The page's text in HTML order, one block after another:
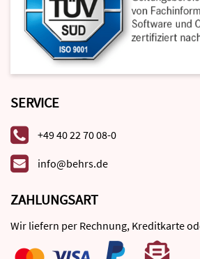
SERVICE
+49 40 22 70 08-0
info@behrs.de
ZAHLUNGSART
Wir liefern per Rechnung, Kreditkarte